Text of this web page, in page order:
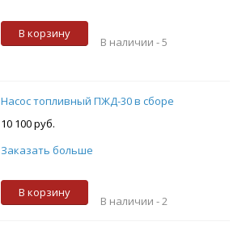
В корзину
В наличии -5
Насос топливный ПЖД-30 в сборе
10 100 руб.
Заказать больше
В корзину
В наличии -2